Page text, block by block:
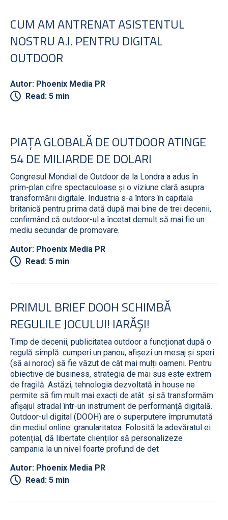
CUM AM ANTRENAT ASISTENTUL
NOSTRU A.I. PENTRU DIGITAL
OUTDOOR
Autor: Phoenix Media PR
Read: 5 min
PIAȚA GLOBALĂ DE OUTDOOR ATINGE
54 DE MILIARDE DE DOLARI
Congresul Mondial de Outdoor de la Londra a adus în
prim-plan cifre spectaculoase și o viziune clară asupra
transformării digitale. Industria s-a întors în capitala
britanică pentru prima dată după mai bine de trei decenii,
confirmând că outdoor-ul a încetat demult să mai fie un
mediu secundar de promovare.
Autor: Phoenix Media PR
Read: 5 min
PRIMUL BRIEF DOOH SCHIMBĂ
REGULILE JOCULUI! IARĂȘI!
Timp de decenii, publicitatea outdoor a funcționat după o
regulă simplă: cumperi un panou, afișezi un mesaj și speri
(să ai noroc) să fie văzut de cât mai mulți oameni. Pentru
obiective de business, strategia de mai sus este extrem
de fragilă. Astăzi, tehnologia dezvoltată in house ne
permite să fim mult mai exacți de atât și să transformăm
afișajul stradal într-un instrument de performanță digitală.
Outdoor-ul digital (DOOH) are o superputere împrumutată
din mediul online: granularitatea. Folosită la adevăratul ei
potențial, dă libertate clienților să personalizeze
campania la un nivel foarte profund de det
Autor: Phoenix Media PR
Read: 5 min